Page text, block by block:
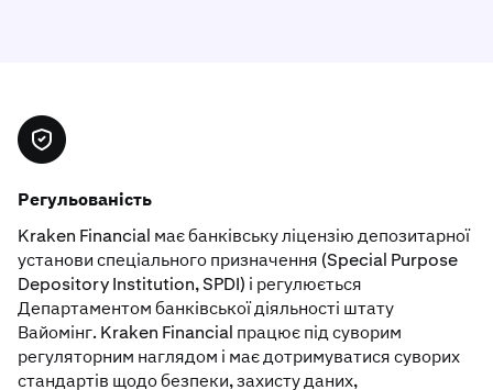
Регульованість
Kraken Financial має банківську ліцензію депозитарної
установи спеціального призначення (Special Purpose
Depository Institution, SPDI) і регулюється
Департаментом банківської діяльності штату
Вайомінг. Kraken Financial працює під суворим
регуляторним наглядом і має дотримуватися суворих
стандартів щодо безпеки, захисту даних,